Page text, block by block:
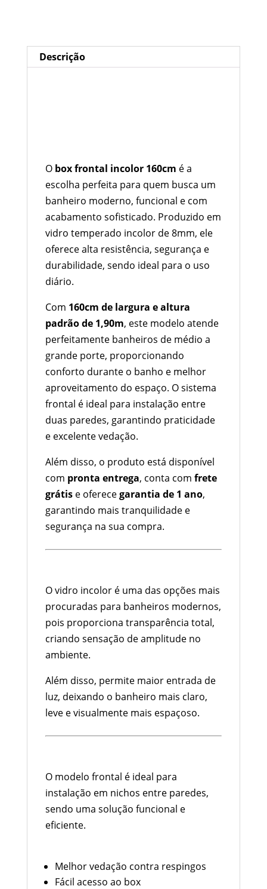
Descrição
O box frontal incolor 160cm é a
escolha perfeita para quem busca um
banheiro moderno, funcional e com
acabamento sofisticado. Produzido em
vidro temperado incolor de 8mm, ele
oferece alta resistência, segurança e
durabilidade, sendo ideal para o uso
diário.
Com 160cm de largura e altura
padrão de 1,90m, este modelo atende
perfeitamente banheiros de médio a
grande porte, proporcionando
conforto durante o banho e melhor
aproveitamento do espaço. O sistema
frontal é ideal para instalação entre
duas paredes, garantindo praticidade
e excelente vedação.
Além disso, o produto está disponível
com pronta entrega, conta com frete
grátise oferecegarantia de 1 ano,
garantindo mais tranquilidade e
segurança na sua compra.
O vidro incolor é uma das opções mais
procuradas para banheiros modernos,
pois proporciona transparência total,
criando sensação de amplitude no
ambiente.
Além disso, permite maior entrada de
luz, deixando o banheiro mais claro,
leve e visualmente mais espaçoso.
O modelo frontal é ideal para
instalação em nichos entre paredes,
sendo uma solução funcional e
eficiente.
Melhor vedação contra respingos
Fácil acesso ao box